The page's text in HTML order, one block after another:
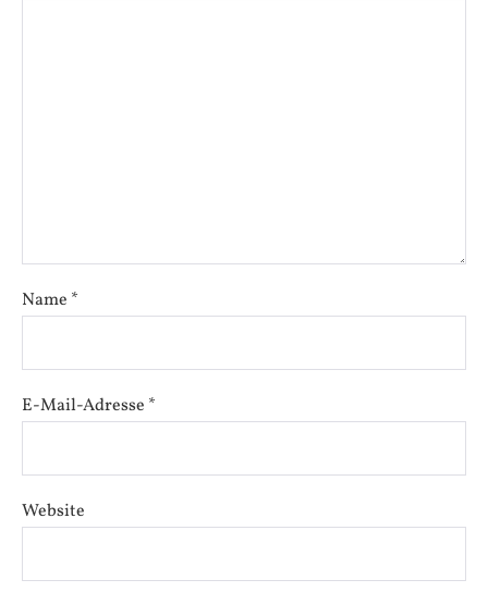
Name *
E-Mail-Adresse *
Website